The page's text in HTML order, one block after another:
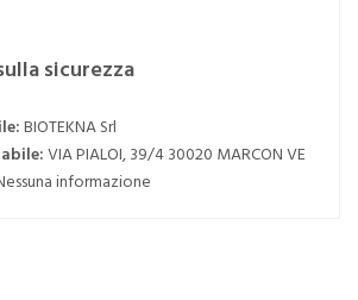
sicurezza
BIOTEKNA Srl
VIA PIALOI, 39/4 30020 MARCON VE
informazione